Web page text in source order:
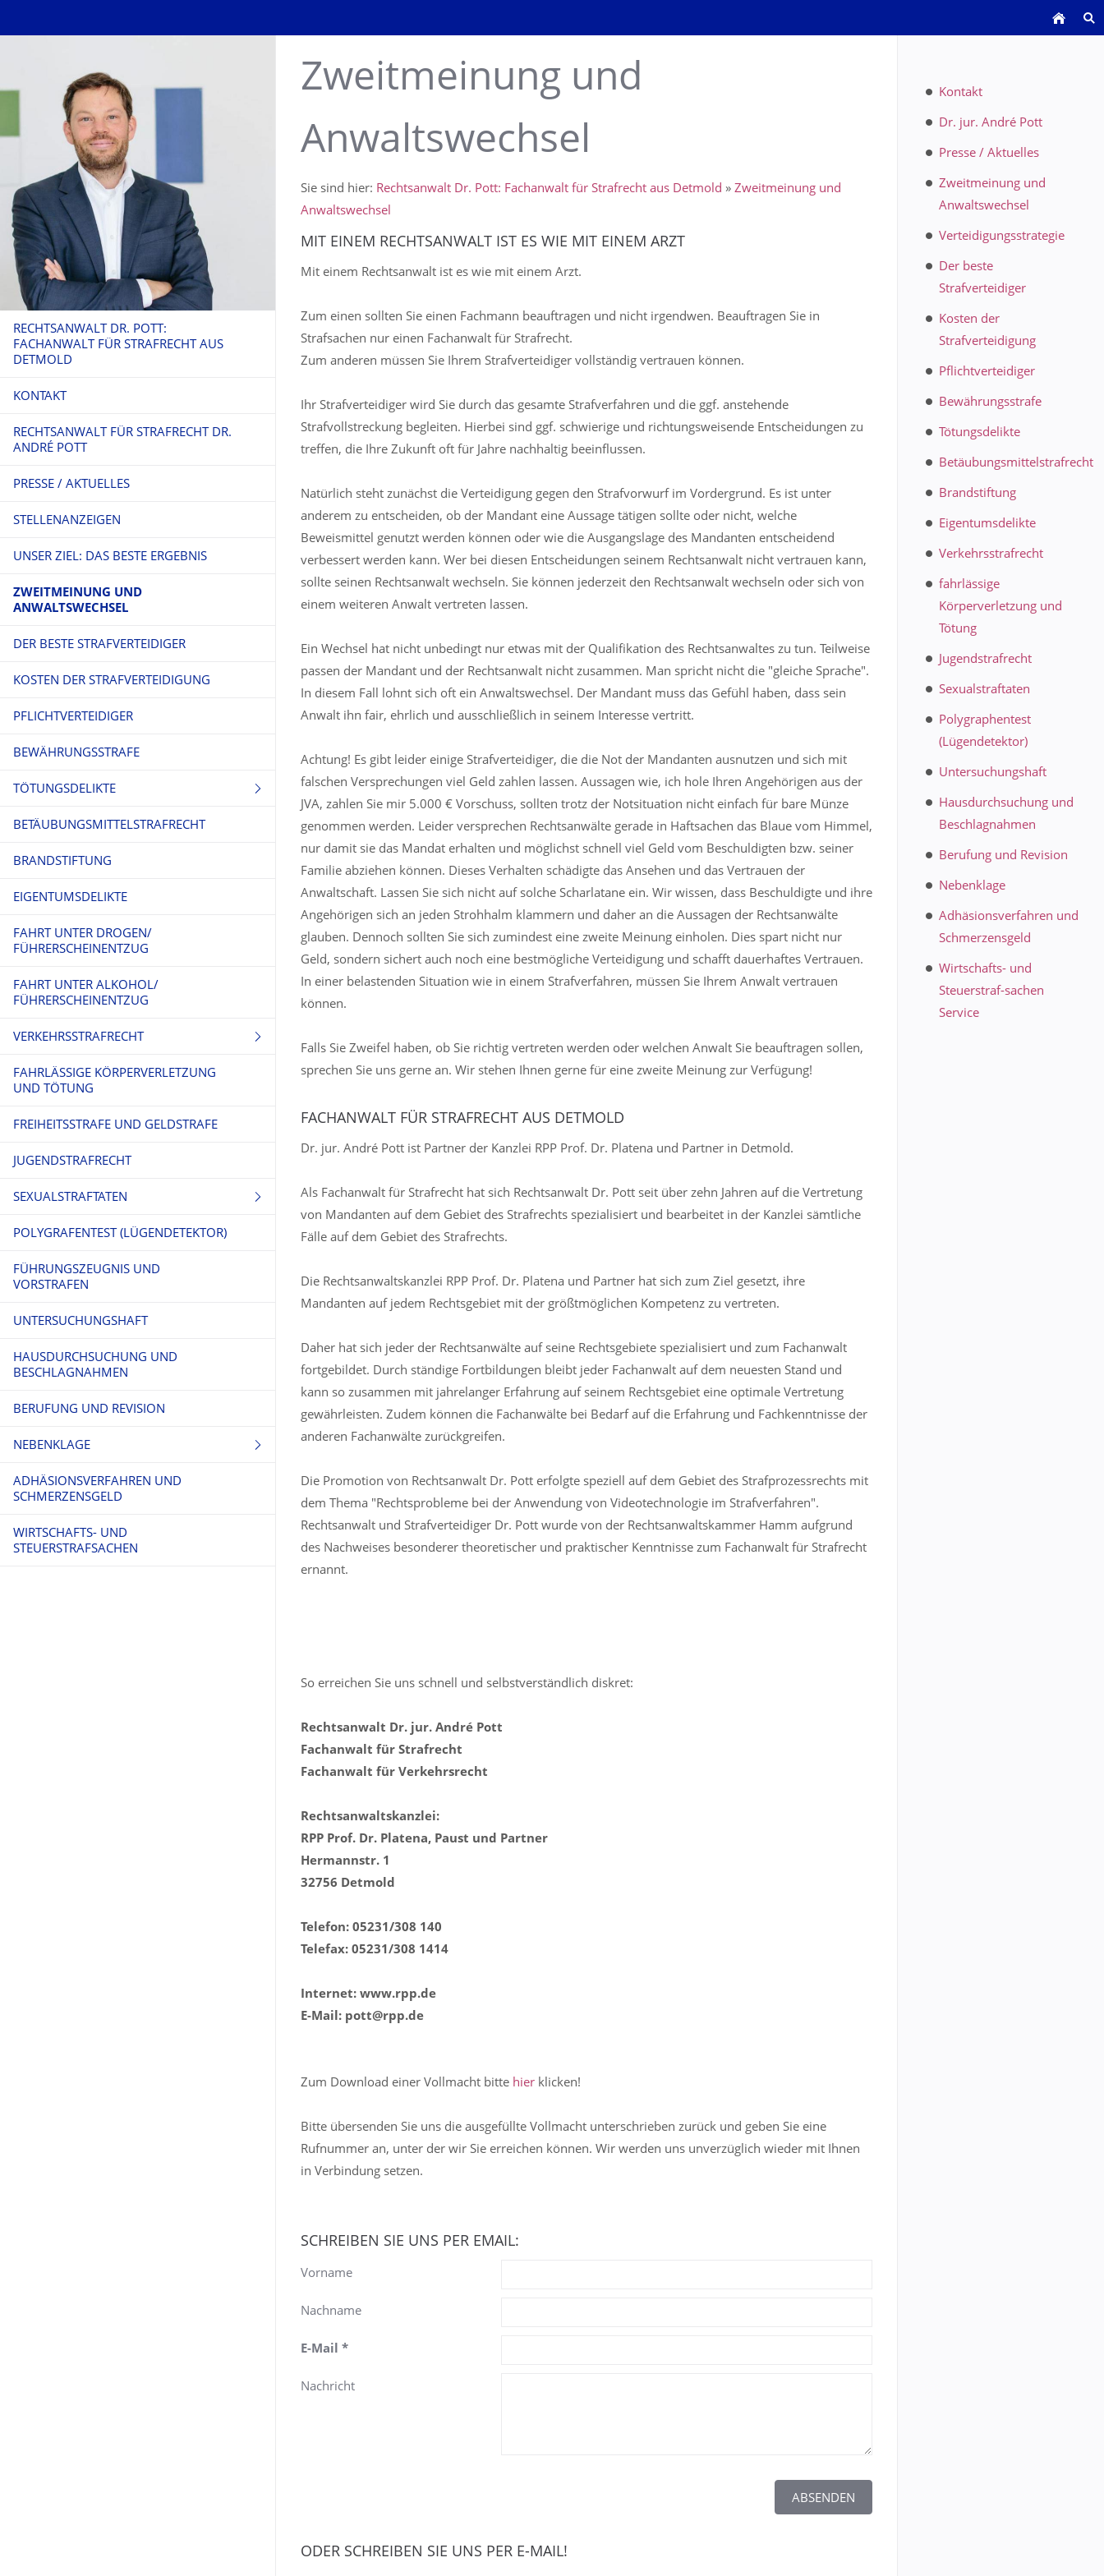
RECHTSANWALT DR. POTT:
FACHANWALT FÜR STRAFRECHT AUS
DETMOLD
KONTAKT
RECHTSANWALT FÜR STRAFRECHT DR.
ANDRÉ POTT
PRESSE / AKTUELLES
STELLENANZEIGEN
UNSER ZIEL: DAS BESTE ERGEBNIS
ZWEITMEINUNG UND
ANWALTSWECHSEL
DER BESTE STRAFVERTEIDIGER
KOSTEN DER STRAFVERTEIDIGUNG
PFLICHTVERTEIDIGER
BEWÄHRUNGSSTRAFE
TÖTUNGSDELIKTE
TOTSCHLAG
MORD
BETÄUBUNGSMITTELSTRAFRECHT
BRANDSTIFTUNG
EIGENTUMSDELIKTE
FAHRT UNTER DROGEN/
FÜHRERSCHEINENTZUG
FAHRT UNTER ALKOHOL/
FÜHRERSCHEINENTZUG
VERKEHRSSTRAFRECHT
FAHRERFLUCHT
FAHRLÄSSIGE KÖRPERVERLETZUNG
UND TÖTUNG
FREIHEITSSTRAFE UND GELDSTRAFE
JUGENDSTRAFRECHT
SEXUALSTRAFTATEN
SEXUELLER MISSBRAUCH
KINDERPORNO- GRAPHISCHE
SCHRIFTEN
POLYGRAFENTEST (LÜGENDETEKTOR)
FÜHRUNGSZEUGNIS UND
VORSTRAFEN
UNTERSUCHUNGSHAFT
HAUSDURCHSUCHUNG UND
BESCHLAGNAHMEN
BERUFUNG UND REVISION
NEBENKLAGE
OPFERSCHUTZ UND NEBENKLAGE
ADHÄSIONSVERFAHREN UND
SCHMERZENSGELD
WIRTSCHAFTS- UND
STEUERSTRAFSACHEN
Zweitmeinung und
Anwaltswechsel
Sie sind hier: Rechtsanwalt Dr. Pott: Fachanwalt für Strafrecht aus Detmold » Zweitmeinung und
Anwaltswechsel
MIT EINEM RECHTSANWALT IST ES WIE MIT EINEM ARZT
Mit einem Rechtsanwalt ist es wie mit einem Arzt.
Zum einen sollten Sie einen Fachmann beauftragen und nicht irgendwen. Beauftragen Sie in
Strafsachen nur einen Fachanwalt für Strafrecht.
Zum anderen müssen Sie Ihrem Strafverteidiger vollständig vertrauen können.
Ihr Strafverteidiger wird Sie durch das gesamte Strafverfahren und die ggf. anstehende
Strafvollstreckung begleiten. Hierbei sind ggf. schwierige und richtungsweisende Entscheidungen zu
treffen, die Ihre Zukunft oft für Jahre nachhaltig beeinflussen.
Natürlich steht zunächst die Verteidigung gegen den Strafvorwurf im Vordergrund. Es ist unter
anderem zu entscheiden, ob der Mandant eine Aussage tätigen sollte oder nicht, welche
Beweismittel genutzt werden können oder wie die Ausgangslage des Mandanten entscheidend
verbessert werden kann. Wer bei diesen Entscheidungen seinem Rechtsanwalt nicht vertrauen kann,
sollte seinen Rechtsanwalt wechseln. Sie können jederzeit den Rechtsanwalt wechseln oder sich von
einem weiteren Anwalt vertreten lassen.
Ein Wechsel hat nicht unbedingt nur etwas mit der Qualifikation des Rechtsanwaltes zu tun. Teilweise
passen der Mandant und der Rechtsanwalt nicht zusammen. Man spricht nicht die "gleiche Sprache".
In diesem Fall lohnt sich oft ein Anwaltswechsel. Der Mandant muss das Gefühl haben, dass sein
Anwalt ihn fair, ehrlich und ausschließlich in seinem Interesse vertritt.
Achtung! Es gibt leider einige Strafverteidiger, die die Not der Mandanten ausnutzen und sich mit
falschen Versprechungen viel Geld zahlen lassen. Aussagen wie, ich hole Ihren Angehörigen aus der
JVA, zahlen Sie mir 5.000 € Vorschuss, sollten trotz der Notsituation nicht einfach für bare Münze
genommen werden. Leider versprechen Rechtsanwälte gerade in Haftsachen das Blaue vom Himmel,
nur damit sie das Mandat erhalten und möglichst schnell viel Geld vom Beschuldigten bzw. seiner
Familie abziehen können. Dieses Verhalten schädigte das Ansehen und das Vertrauen der
Anwaltschaft. Lassen Sie sich nicht auf solche Scharlatane ein. Wir wissen, dass Beschuldigte und ihre
Angehörigen sich an jeden Strohhalm klammern und daher an die Aussagen der Rechtsanwälte
glauben. Dennoch sollten Sie sich zumindest eine zweite Meinung einholen. Dies spart nicht nur
Geld, sondern sichert auch noch eine bestmögliche Verteidigung und schafft dauerhaftes Vertrauen.
In einer belastenden Situation wie in einem Strafverfahren, müssen Sie Ihrem Anwalt vertrauen
können.
Falls Sie Zweifel haben, ob Sie richtig vertreten werden oder welchen Anwalt Sie beauftragen sollen,
sprechen Sie uns gerne an. Wir stehen Ihnen gerne für eine zweite Meinung zur Verfügung!
FACHANWALT FÜR STRAFRECHT AUS DETMOLD
Dr. jur. André Pott ist Partner der Kanzlei RPP Prof. Dr. Platena und Partner in Detmold.
Als Fachanwalt für Strafrecht hat sich Rechtsanwalt Dr. Pott seit über zehn Jahren auf die Vertretung
von Mandanten auf dem Gebiet des Strafrechts spezialisiert und bearbeitet in der Kanzlei sämtliche
Fälle auf dem Gebiet des Strafrechts.
Die Rechtsanwaltskanzlei RPP Prof. Dr. Platena und Partner hat sich zum Ziel gesetzt, ihre
Mandanten auf jedem Rechtsgebiet mit der größtmöglichen Kompetenz zu vertreten.
Daher hat sich jeder der Rechtsanwälte auf seine Rechtsgebiete spezialisiert und zum Fachanwalt
fortgebildet. Durch ständige Fortbildungen bleibt jeder Fachanwalt auf dem neuesten Stand und
kann so zusammen mit jahrelanger Erfahrung auf seinem Rechtsgebiet eine optimale Vertretung
gewährleisten. Zudem können die Fachanwälte bei Bedarf auf die Erfahrung und Fachkenntnisse der
anderen Fachanwälte zurückgreifen.
Die Promotion von Rechtsanwalt Dr. Pott erfolgte speziell auf dem Gebiet des Strafprozessrechts mit
dem Thema "Rechtsprobleme bei der Anwendung von Videotechnologie im Strafverfahren".
Rechtsanwalt und Strafverteidiger Dr. Pott wurde von der Rechtsanwaltskammer Hamm aufgrund
des Nachweises besonderer theoretischer und praktischer Kenntnisse zum Fachanwalt für Strafrecht
ernannt.
So erreichen Sie uns schnell und selbstverständlich diskret:
Rechtsanwalt Dr. jur. André Pott
Fachanwalt für Strafrecht
Fachanwalt für Verkehrsrecht
Rechtsanwaltskanzlei:
RPP Prof. Dr. Platena, Paust und Partner
Hermannstr. 1
32756 Detmold
Telefon: 05231/308 140
Telefax: 05231/308 1414
Internet: www.rpp.de
E-Mail: pott@rpp.de
Zum Download einer Vollmacht bitte hier klicken!
Bitte übersenden Sie uns die ausgefüllte Vollmacht unterschrieben zurück und geben Sie eine
Rufnummer an, unter der wir Sie erreichen können. Wir werden uns unverzüglich wieder mit Ihnen
in Verbindung setzen.
SCHREIBEN SIE UNS PER EMAIL:
Vorname
Nachname
E-Mail *
Nachricht
ODER SCHREIBEN SIE UNS PER E-MAIL!
Kontakt
Dr. jur. André Pott
Presse / Aktuelles
Zweitmeinung und
Anwaltswechsel
Verteidigungsstrategie
Der beste
Strafverteidiger
Kosten der
Strafverteidigung
Pflichtverteidiger
Bewährungsstrafe
Tötungsdelikte
Betäubungsmittelstrafrecht
Brandstiftung
Eigentumsdelikte
Verkehrsstrafrecht
fahrlässige
Körperverletzung und
Tötung
Jugendstrafrecht
Sexualstraftaten
Polygraphentest
(Lügendetektor)
Untersuchungshaft
Hausdurchsuchung und
Beschlagnahmen
Berufung und Revision
Nebenklage
Adhäsionsverfahren und
Schmerzensgeld
Wirtschafts- und
Steuerstraf-sachen
Service